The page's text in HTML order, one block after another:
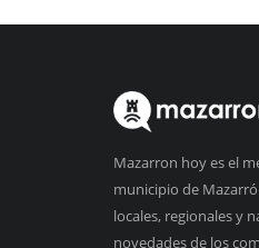
Mazarron hoy es el
municipio de
locales, regionales y
novedades de los